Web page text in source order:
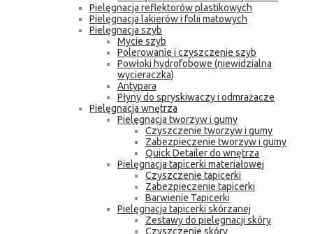
Pielęgnacja reflektorów plastikowych
Pielęgnacja lakierów i folii matowych
Pielęgnacja szyb
Mycie szyb
Polerowanie i czyszczenie szyb
Powłoki hydrofobowe (niewidzialna
wycieraczka)
Antypara
Płyny do spryskiwaczy i odmrażacze
Pielęgnacja wnętrza
Pielęgnacja tworzyw i gumy
Czyszczenie tworzyw i gumy
Zabezpieczenie tworzyw i gumy
Quick Detailer do wnętrza
Pielęgnacja tapicerki materiałowej
Czyszczenie tapicerki
Zabezpieczenie tapicerki
Barwienie Tapicerki
Pielęgnacja tapicerki skórzanej
Zestawy do pielęgnacji skóry
Czyszczenie skóry